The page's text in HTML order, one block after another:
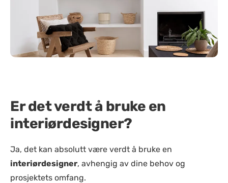
Er det verdt å bruke en
interiørdesigner?
Ja, det kan absolutt være verdt å bruke en
interiørdesigner, avhengig av dine behov og
prosjektets omfang.